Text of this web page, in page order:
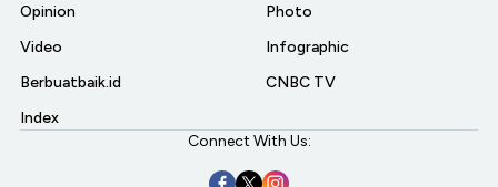
Opinion
Video
Berbuatbaik.id
Index
Photo
Infographic
CNBC TV
Connect With Us: